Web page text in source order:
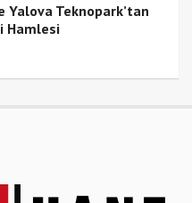
Yalova Teknopark’tan
Hamlesi